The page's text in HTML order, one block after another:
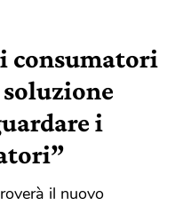
consumatori
i
il nuovo